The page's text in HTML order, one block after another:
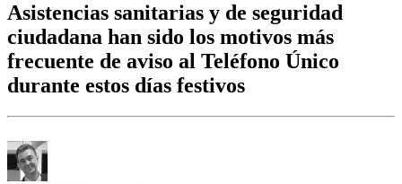
Asistencias sanitarias y de seguridad
ciudadana han sido los motivos más
frecuente de aviso al Teléfono Único
durante estos días festivos